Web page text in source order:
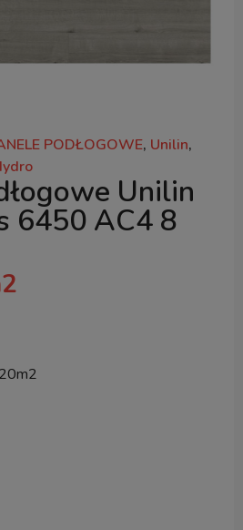
PODŁOGOWE, Unilin,
Unilin
6450 AC4 8